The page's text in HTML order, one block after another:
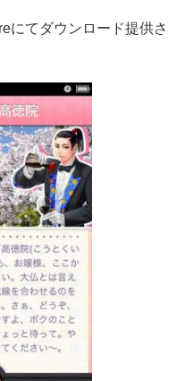
にてダウンロード提供さ